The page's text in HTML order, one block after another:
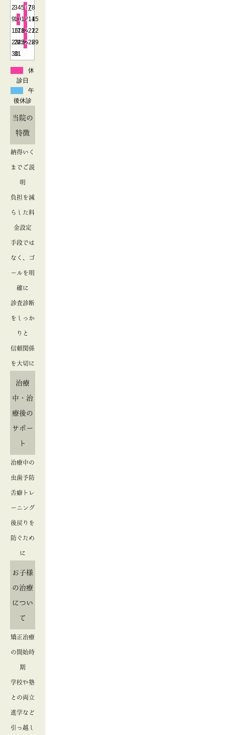
2345678
9101112131415
16
171819202122
23242526272829
30
31
休
診日
午
後休診
当院の
特徴
納得いく
までご説
明
負担を減
らした料
金設定
手段では
なく、ゴ
ールを明
確に
診査診断
をしっか
りと
信頼関係
を大切に
治療
中・治
療後の
サポー
ト
治療中の
虫歯予防
舌癖トレ
ーニング
後戻りを
防ぐため
に
お子様
の治療
につい
て
矯正治療
の開始時
期
学校や塾
との両立
進学など
引っ越し